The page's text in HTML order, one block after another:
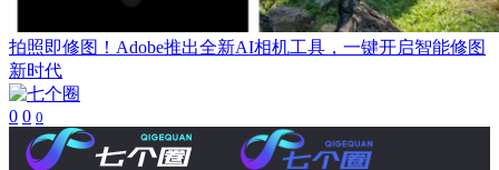
拍照即修图！Adobe推出全新AI相机工具，一键开启智能修图
新时代
0 0 0